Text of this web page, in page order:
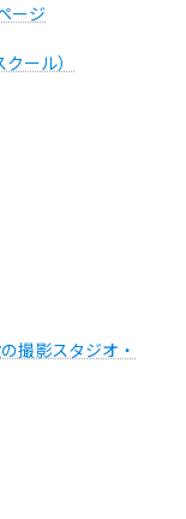
ージ
ール）
撮影スタジオ・